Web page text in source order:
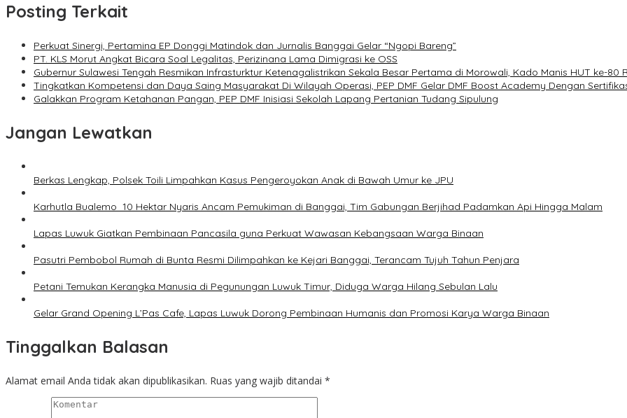
Posting Terkait
Perkuat Sinergi, Pertamina EP Donggi Matindok dan Jurnalis Banggai Gelar “Ngopi Bareng”
PT. KLS Morut Angkat Bicara Soal Legalitas, Perizinana Lama Dimigrasi ke OSS
Gubernur Sulawesi Tengah Resmikan Infrasturktur Ketenagalistrikan Sekala Besar Pertama di Morowali, Kado Manis HUT ke-80
Tingkatkan Kompetensi dan Daya Saing Masyarakat Di Wilayah Operasi, PEP DMF Gelar DMF Boost Academy Dengan
Galakkan Program Ketahanan Pangan, PEP DMF Inisiasi Sekolah Lapang Pertanian Tudang Sipulung
Jangan Lewatkan
Berkas Lengkap, Polsek Toili Limpahkan Kasus Pengeroyokan Anak di Bawah Umur ke JPU
Karhutla Bualemo 10 Hektar Nyaris Ancam Pemukiman di Banggai, Tim Gabungan Berjihad Padamkan Api Hingga Malam
Lapas Luwuk Giatkan Pembinaan Pancasila guna Perkuat Wawasan Kebangsaan Warga Binaan
Pasutri Pembobol Rumah di Bunta Resmi Dilimpahkan ke Kejari Banggai, Terancam Tujuh Tahun Penjara
Petani Temukan Kerangka Manusia di Pegunungan Luwuk Timur, Diduga Warga Hilang Sebulan Lalu
Gelar Grand Opening L’Pas Cafe, Lapas Luwuk Dorong Pembinaan Humanis dan Promosi Karya Warga Binaan
Tinggalkan Balasan
Alamat email Anda tidak akan dipublikasikan. Ruas yang wajib ditandai *